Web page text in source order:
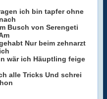
ich bin tapfer ohne
Busch von Serengeti
Nur beim zehnarzt
wär ich Häuptling feige
alle Tricks Und schrei